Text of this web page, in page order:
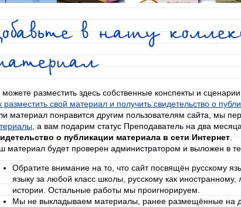
в нашу
разместить здесь собственные конспекты и
разместить свой материал и получить свидетельство о
материал понравится другим пользователям сайта, мы
, а вам подарим статус Преподаватель на два
о публикации материала в сети Интернет.
материал будет проверен администратором и выложен в
Обратите внимание на то, что сайт посвящён русскому
языку за любой класс школы, русскому как иностранному,
истории. Остальные работы мы проигнорируем.
Мы не выкладываем материалы, ранее размещённые на